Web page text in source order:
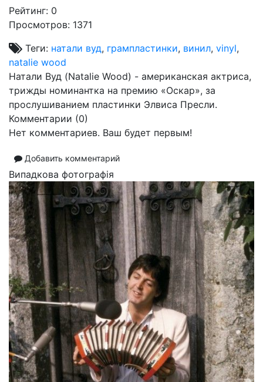
Рейтинг: 0
Просмотров: 1371
Теги: натали вуд, грампластинки, винил, vinyl,
natalie wood
Натали Вуд (Natalie Wood) - американская актриса,
трижды номинантка на премию «Оскар», за
прослушиванием пластинки Элвиса Пресли.
Комментарии (0)
Нет комментариев. Ваш будет первым!
Добавить комментарий
Випадкова фотографія